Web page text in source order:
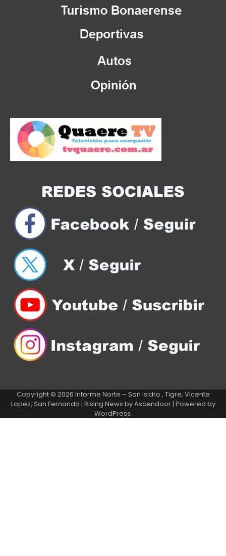
Copyright © 2026 Informe Norte – San Isidro , Tigre, Vicente
Lopez, San Fernando | Rising News byAscendoor| Powered by
WordPress.